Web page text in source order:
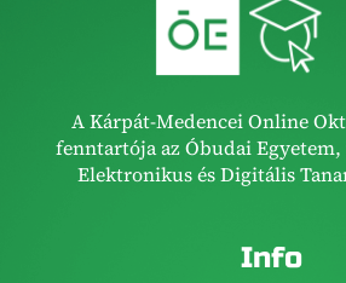
A Kárpát-Medencei Online
fenntartója az Óbudai
Elektronikus és Digitális
Info